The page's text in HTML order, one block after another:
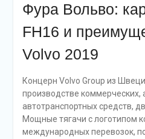
Фура Вольво:
FH16 и
Volvo 2019
Концерн Volvo Group из
производстве коммерческих,
автотранспортных средств,
Мощные тягачи с логотипом
международных перевозок,